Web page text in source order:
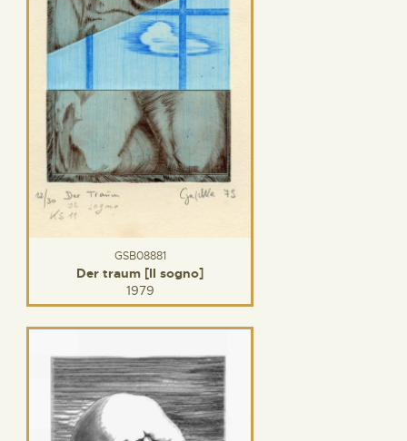
GSB08881
Der traum [Il sogno]
1979